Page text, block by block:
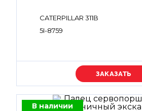
CATERPILLAR 311B
5I-8759
Уточняйте цену
В наличии